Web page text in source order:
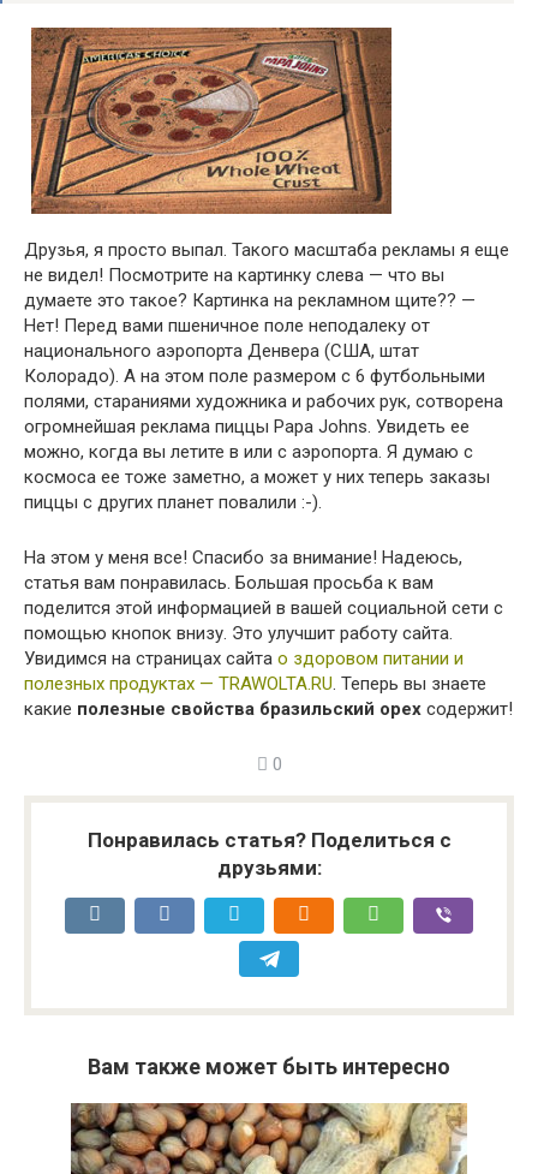
Друзья, я просто выпал. Такого масштаба рекламы я еще
не видел! Посмотрите на картинку слева — что вы
думаете это такое? Картинка на рекламном щите?? —
Нет! Перед вами пшеничное поле неподалеку от
национального аэропорта Денвера (США, штат
Колорадо). А на этом поле размером с 6 футбольными
полями, стараниями художника и рабочих рук, сотворена
огромнейшая реклама пиццы Papa Johns. Увидеть ее
можно, когда вы летите в или с аэропорта. Я думаю с
космоса ее тоже заметно, а может у них теперь заказы
пиццы с других планет повалили :-).
На этом у меня все! Спасибо за внимание! Надеюсь,
статья вам понравилась. Большая просьба к вам
поделится этой информацией в вашей социальной сети с
помощью кнопок внизу. Это улучшит работу сайта.
Увидимся на страницах сайта о здоровом питании и
полезных продуктах — TRAWOLTA.RU. Теперь вы знаете
какие полезные свойства бразильский орех содержит!
0
Понравилась статья? Поделиться с
друзьями:
Вам также может быть интересно